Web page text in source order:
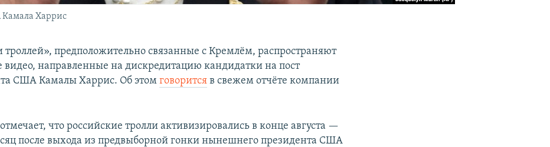
Харрис
троллей», предположительно связанные с Кремлём, распространяют
видео, направленные на дискредитацию кандидатки на пост
США Камалы Харрис. Об этомговорится в свежем отчёте компании
что российские тролли активизировались в конце августа —
после выхода из предвыборной гонки нынешнего президента США